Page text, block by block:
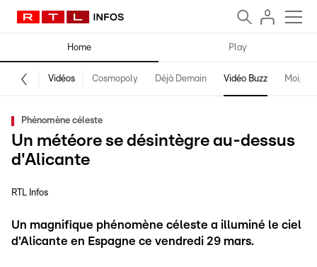
Home Play
Vidéos Cosmopoly Déjà Demain Vidéo Buzz Moi,
Phénomène céleste
Un météore se désintègre au-dessus
d'Alicante
RTL Infos
Un magnifique phénomène céleste a illuminé le ciel
d'Alicante en Espagne ce vendredi 29 mars.